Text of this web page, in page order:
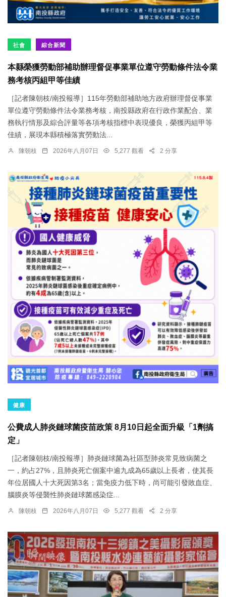
社會 綜合新聞
本縣榮獲勞動部補助辦理督促事業單位遵守勞動條件法令業
務考核丙組甲等佳績
［記者陳朝枝/南投報導］115年勞動部補助地方政府辦理督促事業
單位遵守勞動條件法令業務考核，南投縣政府在行政作業配合、業
務執行情形及綜合評量等各項考核指標中表現優良，榮獲丙組甲等
佳績，展現本縣積極落實勞動法...
陳朝枝 2026年八月07日 5,277 觀看 2 分享
健康
公費成人肺炎鏈球菌疫苗政策 8月10日起全面升級「1劑搞
定」
［記者陳朝枝/南投報導］肺炎鏈球菌為社區型肺炎常見致病菌之
一，約占27%，且肺炎死亡個案中逾九成為65歲以上長者，使其長
年位居國人十大死因第3名；當免疫力低下時，尚可能引發敗血症、
腦膜炎等侵襲性肺炎鏈球菌感染症...
陳朝枝 2026年八月07日 5,277 觀看 2 分享